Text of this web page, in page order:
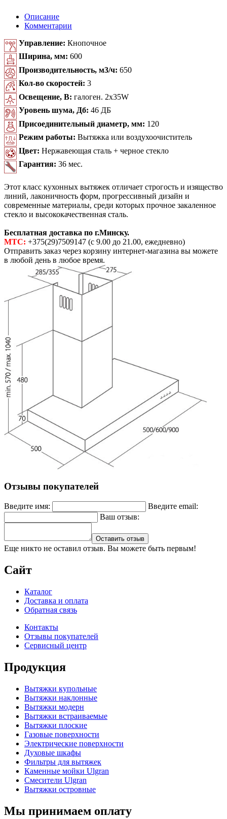
Описание
Комментарии
Управление: Кнопочное
Ширина, мм: 600
Производительность, м3/ч: 650
Кол-во скоростей: 3
Освещение, В: галоген. 2x35W
Уровень шума, Дб: 46 ДБ
Присоединительный диаметр, мм: 120
Режим работы: Вытяжка или воздухоочиститель
Цвет: Нержавеющая сталь + черное стекло
Гарантия: 36 мес.
Этот класс кухонных вытяжек отличает строгость и изящество
линий, лаконичность форм, прогрессивный дизайн и
современные материалы, среди которых прочное закаленное
стекло и высококачественная сталь.
Бесплатная доставка по г.Минску.
МТС: +375(29)7509147 (с 9.00 до 21.00, ежедневно)
Отправить заказ через корзину интернет-магазина вы можете
в любой день в любое время.
Отзывы покупателей
Введите имя:
Введите email:
Ваш отзыв:
Оставить отзыв
Еще никто не оставил отзыв. Вы можете быть первым!
Сайт
Каталог
Доставка и оплата
Обратная связь
Контакты
Отзывы покупателей
Сервисный центр
Продукция
Вытяжки купольные
Вытяжки наклонные
Вытяжки модерн
Вытяжки встраиваемые
Вытяжки плоские
Газовые поверхности
Электрические поверхности
Духовые шкафы
Фильтры для вытяжек
Каменные мойки Ulgran
Смесители Ulgran
Вытяжки островные
Мы принимаем оплату